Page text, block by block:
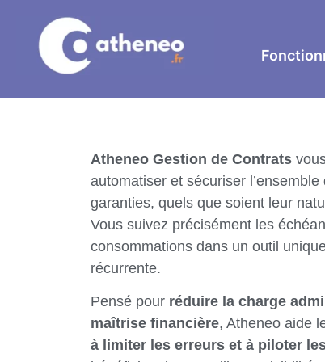
Atheneo
Atheneo Gestion de Contrats
automatiser et sécuriser
garanties, quels que soient leur
Vous suivez précisément les
consommations dans un outil
récurrente.
Pensé pour réduire la charge
maîtrise financière, Atheneo aide
à limiter les erreurs et à piloter